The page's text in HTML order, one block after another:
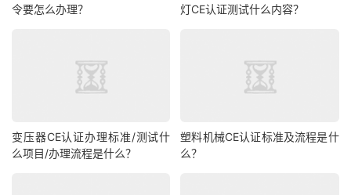
令要怎么办理？
灯CE认证测试什么内容？
变压器CE认证办理标准/测试什
么项目/办理流程是什么？
塑料机械CE认证标准及流程是什
么？